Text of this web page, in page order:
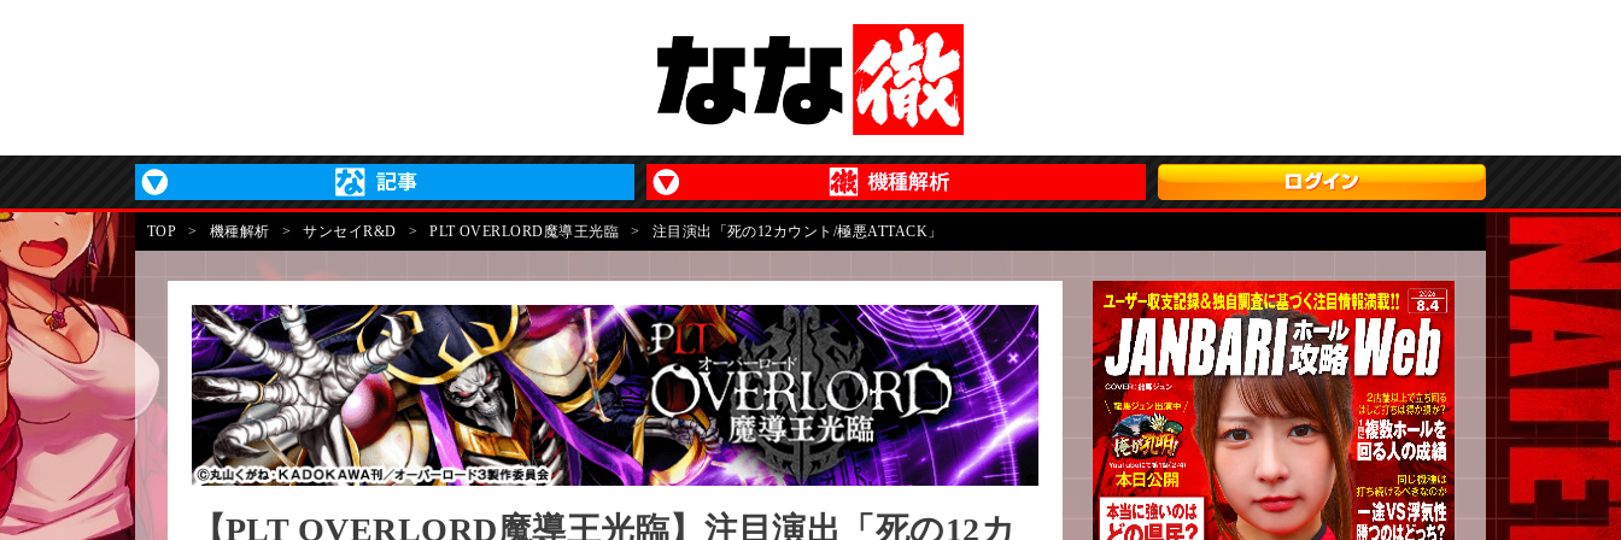
TOP > 機種解析 > サンセイR&D > PLT OVERLORD魔導王光臨 > 注目演出「死の12カウント/極悪ATTACK」
【PLT OVERLORD魔導王光臨】注目演出「死の12カ